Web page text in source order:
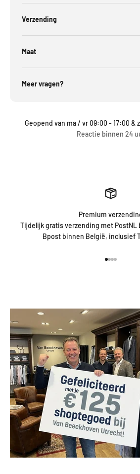
Verzending
Maat
Meer vragen?
Geopend van ma / vr 09:00 - 17:00 &
Reactie binnen 24
Premium
Tijdelijk gratis verzending met PostNL
Bpost binnen België, inclusief